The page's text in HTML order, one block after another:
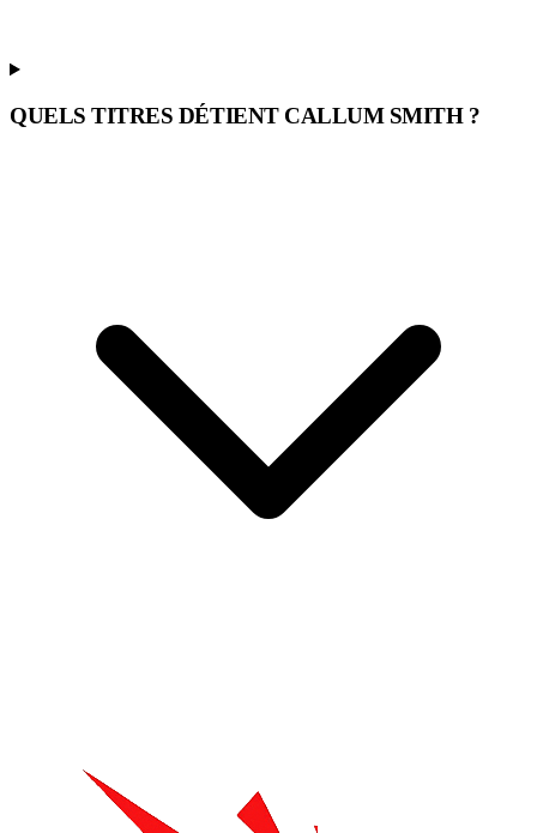
QUELS TITRES DÉTIENT CALLUM SMITH ?